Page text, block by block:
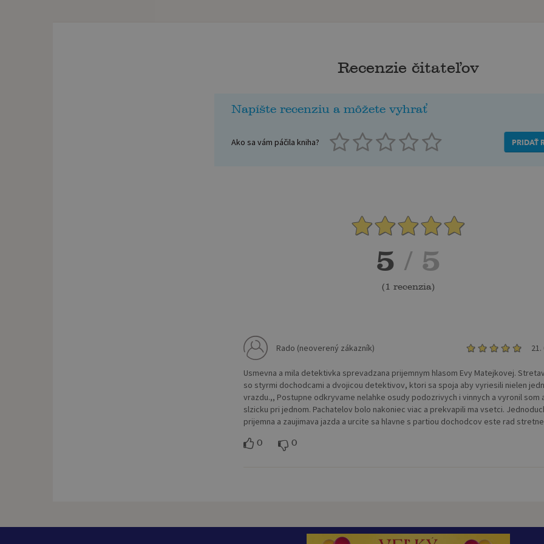
Recenzie čitateľov
Napíšte recenziu a môžete vyhrať
Ako sa vám páčila kniha? PRIDAŤ
5 / 5
(1 recenzia)
Rado (neoverený zákazník) 21.
Usmevna a mila detektivka sprevadzana prijemnym hlasom Evy Matejkovej.
so styrmi dochodcami a dvojicou detektivov, ktori sa spoja aby vyriesili nielen
vrazdu.,, Postupne odkryvame nelahke osudy podozrivych i vinnych a vyronil som
slzicku pri jednom. Pachatelov bolo nakoniec viac a prekvapili ma vsetci.
prijemna a zaujimava jazda a urcite sa hlavne s partiou dochodcov este rad
0 0